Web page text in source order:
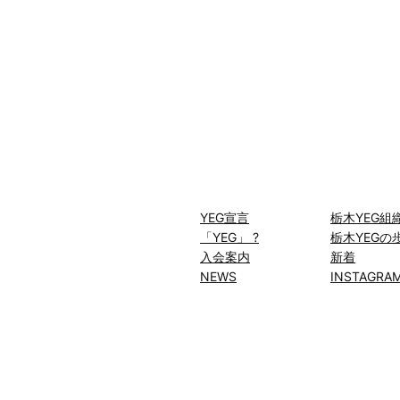
YEG宣言
「YEG」 ?
入会案内
NEWS
栃木YEG組
栃木YEGの
新着